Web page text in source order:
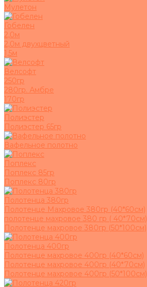
Мулетон
Гобелен
2,0м
2,0м двухцветный
1,5м
Велсофт
250гр
280гр. Амбре
170гр
Полиэстер
Полиэстер 65гр
Вафельное полотно
Поплекс
Поплекс 85гр
Поплекс 80гр
Полотенца 380гр
Полотенце Махровое 380гр (40*60см)
полотенце махровое 380 гр ( 40*70см)
Полотенце махровое 380гр (50*100см)
Полотенца 400гр
Полотенце махровое 400гр (40*60см)
Полотенце махровое 400гр (40*70см)
Полотенце махровое 400гр (50*100см)